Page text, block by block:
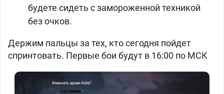
будете сидеть с замороженной техникой
без очков.
Держим пальцы за тех, кто сегодня пойдет
спринтовать. Первые бои будут в 16:00 по МСК